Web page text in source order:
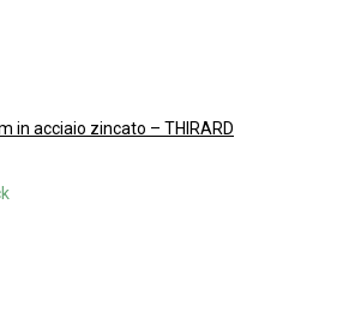
in acciaio zincato – THIRARD